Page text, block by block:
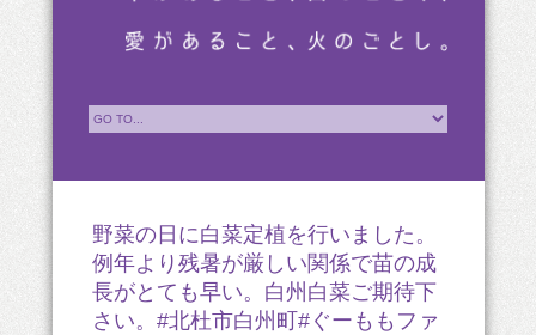
野菜の日に白菜定植を行いました。
例年より残暑が厳しい関係で苗の成
長がとても早い。白州白菜ご期待下
さい。#北杜市白州町#ぐーももファ